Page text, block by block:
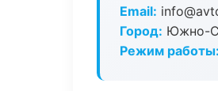
Email:
Город: Южно-
Режим работы: